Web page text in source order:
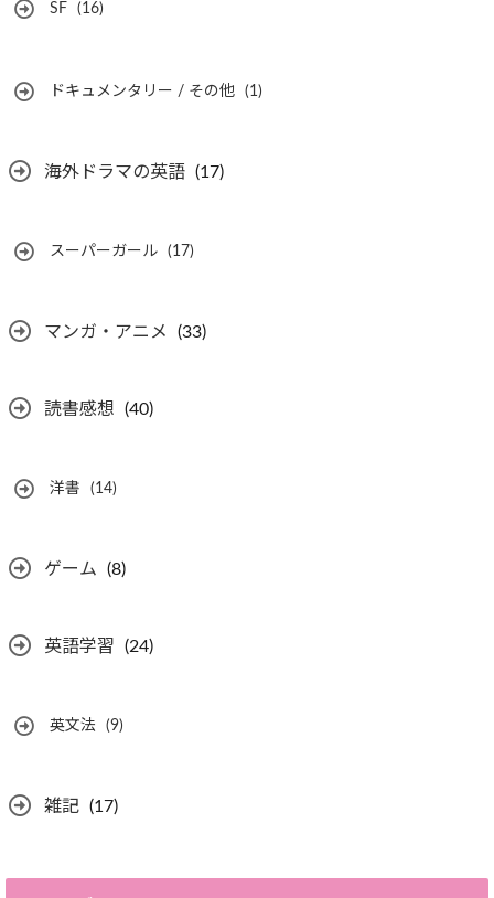
SF (16)
ドキュメンタリー / その他 (1)
海外ドラマの英語 (17)
スーパーガール (17)
マンガ・アニメ (33)
読書感想 (40)
洋書 (14)
ゲーム (8)
英語学習 (24)
英文法 (9)
雑記 (17)